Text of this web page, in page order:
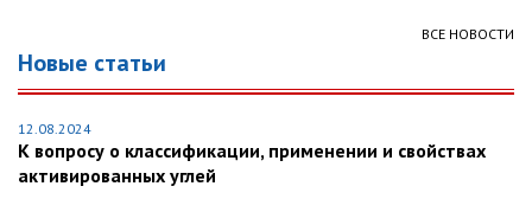
ВСЕ НОВОСТИ
Новые статьи
12.08.2024
К вопросу о классификации, применении и свойствах
активированных углей